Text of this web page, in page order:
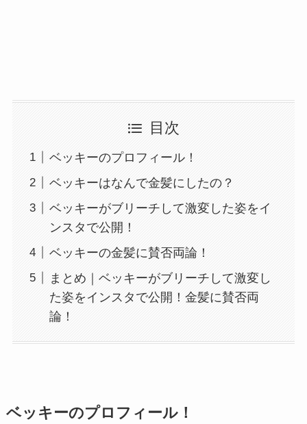
目次
ベッキーのプロフィール！
ベッキーはなんで金髪にしたの？
ベッキーがブリーチして激変した姿をイ
ンスタで公開！
ベッキーの金髪に賛否両論！
まとめ｜ベッキーがブリーチして激変し
た姿をインスタで公開！金髪に賛否両
論！
ベッキーのプロフィール！